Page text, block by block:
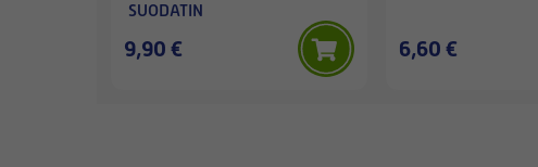
SUODATIN
9,90 € 6,60 €